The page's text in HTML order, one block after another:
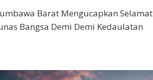
Barat Mengucapkan Selamat
Bangsa Demi Demi Kedaulatan